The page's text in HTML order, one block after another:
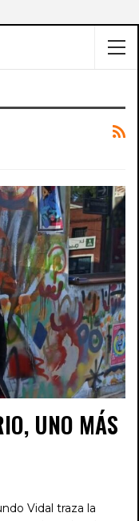
UNO MÁS
Vidal traza la